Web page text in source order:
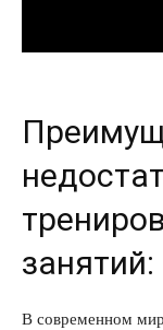
В современном